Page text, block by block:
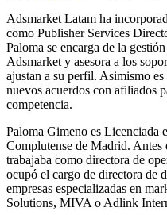
Adsmarket Latam ha
como Publisher Services
Paloma se encarga de la
Adsmarket y asesora a los
ajustan a su perfil. Asimismo
nuevos acuerdos con afiliados
competencia.
Paloma Gimeno es Licenciada
Complutense de Madrid. Antes
trabajaba como directora de
ocupó el cargo de directora de
empresas especializadas en
Solutions, MIVA o Adlink